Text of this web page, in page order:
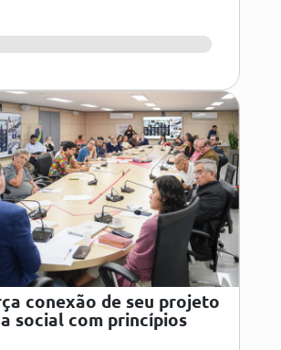
conexão de seu projeto
social com princípios